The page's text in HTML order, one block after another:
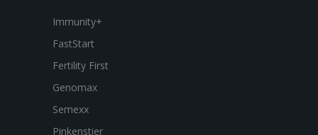
Immunity+
FastStart
Fertility First
Genomax
Semexx
Pinkenstier